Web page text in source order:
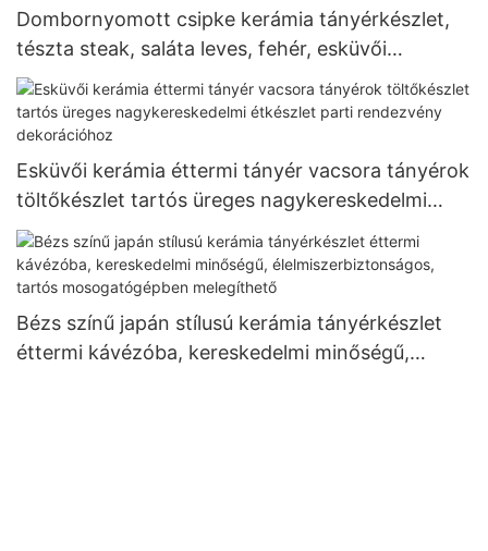
Dombornyomott csipke kerámia tányérkészlet,
tészta steak, saláta leves, fehér, esküvői
bankettre, elegáns ajándék étkészlet
Esküvői kerámia éttermi tányér vacsora tányérok
töltőkészlet tartós üreges nagykereskedelmi
étkészlet parti rendezvény dekorációhoz
Bézs színű japán stílusú kerámia tányérkészlet
éttermi kávézóba, kereskedelmi minőségű,